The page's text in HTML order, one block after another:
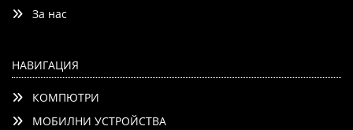
За нас
НАВИГАЦИЯ
КОМПЮТРИ
МОБИЛНИ УСТРОЙСТВА